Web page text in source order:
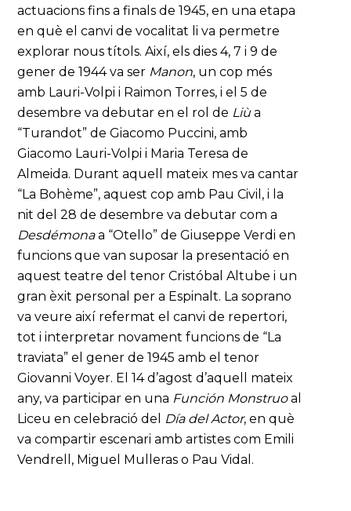
actuacions fins a finals de 1945, en una etapa
en què el canvi de vocalitat li va permetre
explorar nous títols. Així, els dies 4, 7 i 9 de
gener de 1944 va ser Manon, un cop més
amb Lauri-Volpi i Raimon Torres, i el 5 de
desembre va debutar en el rol de Liù a
“Turandot” de Giacomo Puccini, amb
Giacomo Lauri-Volpi i Maria Teresa de
Almeida. Durant aquell mateix mes va cantar
“La Bohème”, aquest cop amb Pau Civil, i la
nit del 28 de desembre va debutar com a
Desdémonaa “Otello” de Giuseppe Verdi en
funcions que van suposar la presentació en
aquest teatre del tenor Cristóbal Altube i un
gran èxit personal per a Espinalt. La soprano
va veure així refermat el canvi de repertori,
tot i interpretar novament funcions de “La
traviata” el gener de 1945 amb el tenor
Giovanni Voyer. El 14 d’agost d’aquell mateix
any, va participar en una Función Monstruoal
Liceu en celebració del Día del Actor, en què
va compartir escenari amb artistes com Emili
Vendrell, Miguel Mulleras o Pau Vidal.